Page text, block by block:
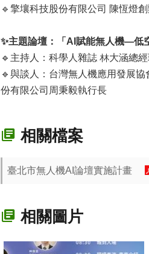
🔹 擎壤科技股份有限公司 陳恆燈
✨主題論壇：「AI賦能無人機—低
🔹主持人：科學人雜誌 林大涵總
🔹與談人：台灣無人機應用發展
份有限公司周秉毅執行長
相關檔案
臺北市無人機AI論壇實施計畫
相關圖片